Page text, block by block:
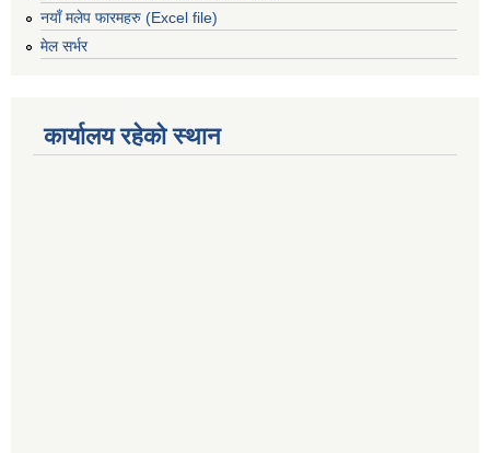
नयाँ मलेप फारमहरु (Excel file)
मेल सर्भर
कार्यालय रहेको स्थान